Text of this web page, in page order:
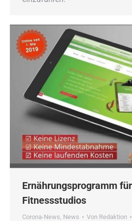
Ernährungsprogramm für
Fitnessstudios
Corona-News News Von Redaktion